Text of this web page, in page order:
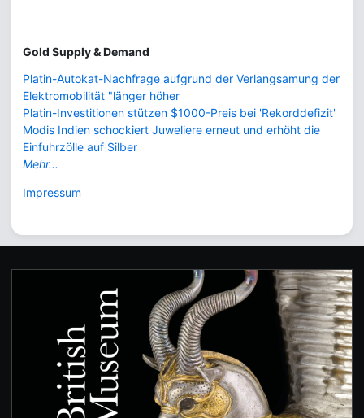
Gold Supply & Demand
Platin-Autokat-Nachfrage aufgrund der Verlangsamung der
Elektromobilität "länger höher
Platin-Investitionen stützen $1000-Preis bei 'Rekorddefizit'
Modis Indien schockiert Juweliere erneut und erhöht die
Einfuhrzölle auf Silber
Mehr...
Impressum